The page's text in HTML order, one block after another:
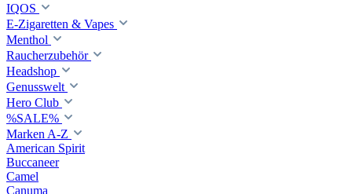
IQOS
E-Zigaretten & Vapes
Menthol
Raucherzubehör
Headshop
Genusswelt
Hero Club
%SALE%
Marken A-Z
American Spirit
Buccaneer
Camel
Canuma